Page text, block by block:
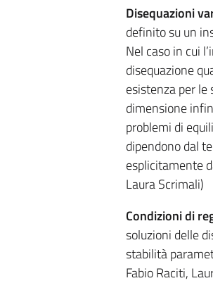
Disequazioni
definito su un
Nel caso in cui
disequazione
esistenza per
dimensione
problemi di
dipendono dal
esplicitamente
Laura Scrimali)
Condizioni di
soluzioni delle
stabilità
Fabio Raciti,